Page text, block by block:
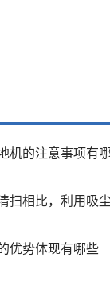
机的注意事项有
扫相比，利用吸
优势体现有哪些